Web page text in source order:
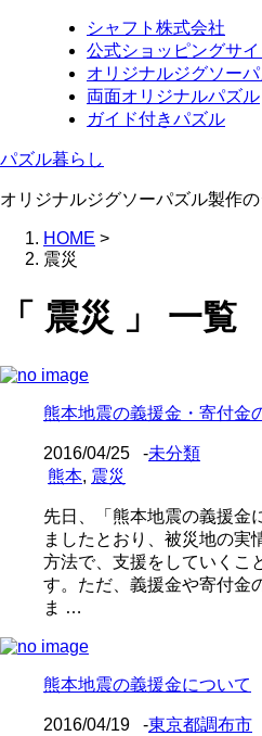
シャフト株式会社
公式ショッピングサイ
オリジナルジグソー
両面オリジナルパズル
ガイド付きパズル
パズル暮らし
オリジナルジグソーパズル製作
HOME >
震災
「 震災 」 一覧
熊本地震の義援金・寄付金
2016/04/25 -未分類
熊本, 震災
先日、「熊本地震の義援金
ましたとおり、被災地の実
方法で、支援をしていくこ
す。ただ、義援金や寄付金
ま …
熊本地震の義援金について
2016/04/19 -東京都調布市